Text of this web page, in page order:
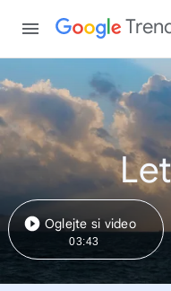
Oglejte si video
03:43